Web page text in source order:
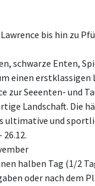
bis hin zu
schwarze Enten,
einen
zur Seeenten- und
Landschaft. Die
ultimative und
halben Tag (1/2
oder nach dem